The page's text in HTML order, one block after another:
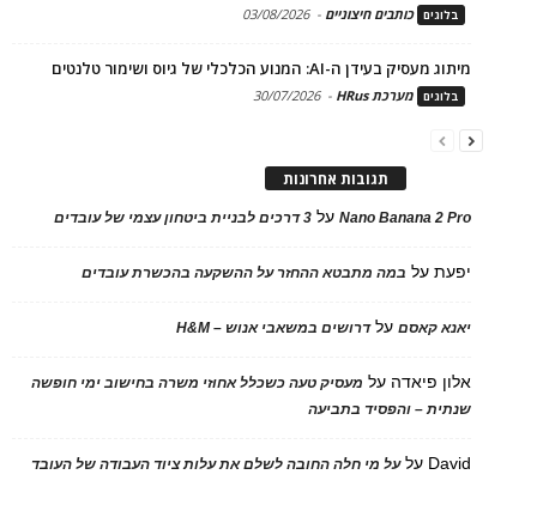
בלוגים כותבים חיצוניים -
03/08/2026
מיתוג מעסיק בעידן ה-AI: המנוע הכלכלי של גיוס ושימור טלנטים
בלוגים מערכת HRus -
30/07/2026
תגובות אחרונות
Nano Banana 2 Proעל 3 דרכים לבניית ביטחון עצמי של עובדים
יפעתעל במה מתבטא ההחזר על ההשקעה בהכשרת עובדים
יאנא קאסםעלדרושים במשאבי אנוש – H&M
אלון פיאדה על מעסיק טעה כשכלל אחוזי משרה בחישוב ימי חופשה
שנתית – והפסיד בתביעה
David עלעל מי חלה החובה לשלם את עלות ציוד העבודה של העובד